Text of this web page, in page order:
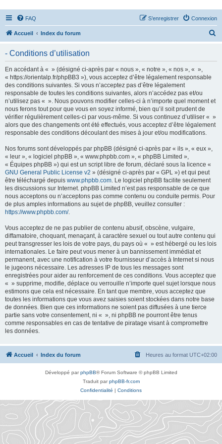
FAQ Connexion
S’enregistrer
Accueil Index du forum
- Conditions d’utilisation
En accédant à « » (désigné ci-après par « nous », « notre », « nos », « »,
« https://orientalp.fr/phpBB3 »), vous acceptez d’être légalement responsable
des conditions suivantes. Si vous n’acceptez pas d’être légalement
responsable de toutes les conditions suivantes, alors n’accédez pas et/ou
n’utilisez pas « ». Nous pouvons modifier celles-ci à n’importe quel moment et
nous ferons tout pour que vous en soyez informé, bien qu’il soit prudent de
vérifier régulièrement celles-ci par vous-même. Si vous continuez d’utiliser « »
alors que des changements ont été effectués, vous acceptez d’être légalement
responsable des conditions découlant des mises à jour et/ou modifications.
Nos forums sont développés par phpBB (désigné ci-après par « ils », « eux »,
« leur », « logiciel phpBB », « www.phpbb.com », « phpBB Limited »,
« Équipes phpBB ») qui est un script libre de forum, déclaré sous la licence «
GNU General Public License v2 » (désigné ci-après par « GPL ») et qui peut
être téléchargé depuis www.phpbb.com. Le logiciel phpBB facilite seulement
les discussions sur Internet. phpBB Limited n’est pas responsable de ce que
nous acceptons ou n’acceptons pas comme contenu ou conduite permis. Pour
de plus amples informations au sujet de phpBB, veuillez consulter :
https://www.phpbb.com/.
Vous acceptez de ne pas publier de contenu abusif, obscène, vulgaire,
diffamatoire, choquant, menaçant, à caractère sexuel ou tout autre contenu qui
peut transgresser les lois de votre pays, du pays où « » est hébergé ou les lois
internationales. Le faire peut vous mener à un bannissement immédiat et
permanent, avec une notification à votre fournisseur d’accès à Internet si nous
le jugeons nécessaire. Les adresses IP de tous les messages sont
enregistrées pour aider au renforcement de ces conditions. Vous acceptez que
« » supprime, modifie, déplace ou verrouille n’importe quel sujet lorsque nous
estimons que cela est nécessaire. En tant que membre, vous acceptez que
toutes les informations que vous avez saisies soient stockées dans notre base
de données. Bien que ces informations ne soient pas diffusées à une tierce
partie sans votre consentement, ni « », ni phpBB ne pourront être tenus
comme responsables en cas de tentative de piratage visant à compromettre
les données.
Accueil Index du forum Heures au format UTC+02:00
Développé parphpBB® Forum Software © phpBB Limited
Traduit parphpBB-fr.com
Confidentialité | Conditions